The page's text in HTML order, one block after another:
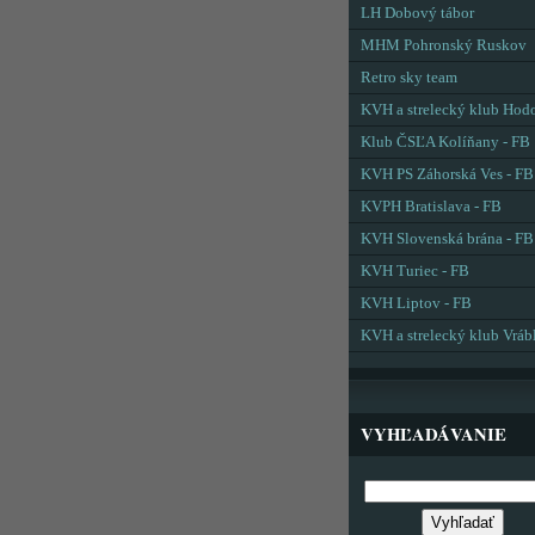
LH Dobový tábor
MHM Pohronský Ruskov
Retro sky team
KVH a strelecký klub
Klub ČSĽA Kolíňany - FB
KVH PS Záhorská Ves - FB
KVPH Bratislava - FB
KVH Slovenská brána - FB
KVH Turiec - FB
KVH Liptov - FB
KVH a strelecký klub
VYHĽADÁVANIE